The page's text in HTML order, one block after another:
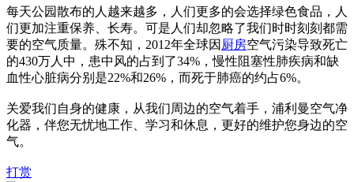
每天公园散布的人越来越多，人们更多的会选择绿色食品，人
们更加注重保养、长寿。可是人们却忽略了我们时时刻刻都需
要的空气质量。殊不知，2012年全球因 厨房空气污染导致死亡
的430万人中，患中风的占到了34%，慢性阻塞性肺疾病和缺
血性心脏病分别是22%和26%，而死于肺癌的约占6%。
关爱我们自身的健康，从我们周边的空气着手，浦利曼空气净
化器，伴您无忧地工作、学习和休息，更好的维护您身边的空
气。
打赏